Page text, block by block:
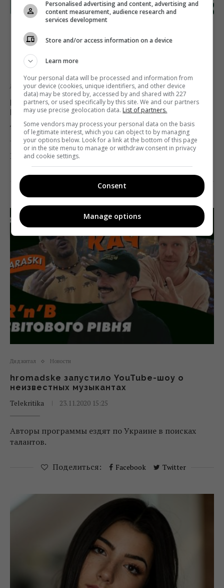
Диджитал Новости
Dragon Capital может купить Finance.ua и
Minfin.com.ua
Telekritika
23.11.2020 17:28
Если приобретет контроль над компанией Treeum.
Поделиться: Facebook
Диджитал Новости
hromadske запустило YouTube-шоу о
неизвестных музыкантах
Telekritika
23.11.2020 15:25
Авторы программы ездят по Украине в поисках
талантов.
Поделиться: Facebook Twitter
Personalised advertising and content, advertising and
content measurement, audience research and
services development
Store and/or access information on a device
Learn more
Your personal data will be processed and information from
your device (cookies, unique identifiers, and other device
data) may be stored by, accessed by and shared with 227
partners, or used specifically by this site. We and our partners
may use precise geolocation data. List of partners.
Some vendors may process your personal data on the basis
of legitimate interest, which you can object to by managing
your options below. Look for a link at the bottom of this page
or in the site menu to manage or withdraw consent in privacy
and cookie settings.
Consent
Manage options